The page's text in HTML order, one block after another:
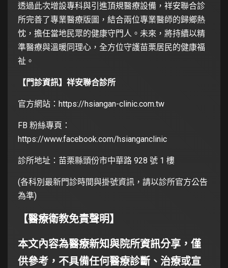
透過此次增設專科與引進頂規醫療設備，祥安聯合診
所完善了專業醫療版圖，結合兩位專業醫師的歸鄉熱
忱，擔任當地民眾的健康守門人。未來，將持續以精
準醫療與溫暖同理心，全方位守護苗栗居民的健康福
祉。
【門診資訊】祥安聯合診所
官方網站： https://hsiangan-clinic.com.tw
FB 粉絲專頁：
https://www.facebook.com/hsianganclinic
診所地址：苗栗縣頭份市中華路 928 號 1 樓
(各科別最新門診時間與掛號資訊，請以診所官方公告
為準)
【醫療衛教免責聲明】
本文內容為醫療新知與院所資訊分享，僅
供參考，不具備任何醫療診斷、治療或宣